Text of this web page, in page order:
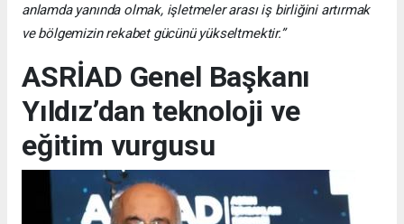
anlamda yanında olmak, işletmeler arası iş birliğini artırmak
ve bölgemizin rekabet gücünü yükseltmektir.”
ASRİAD Genel Başkanı
Yıldız’dan teknoloji ve
eğitim vurgusu